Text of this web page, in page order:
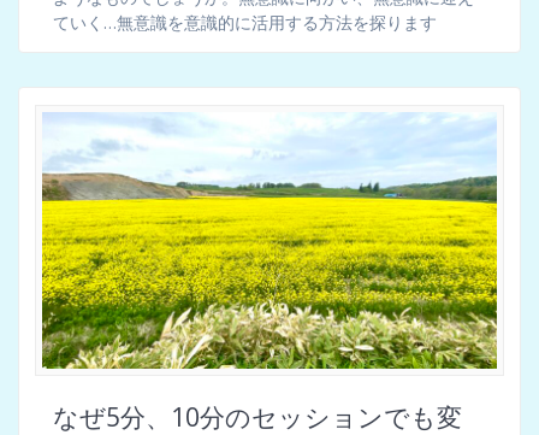
ていく…無意識を意識的に活用する方法を探ります
なぜ5分、10分のセッションでも変